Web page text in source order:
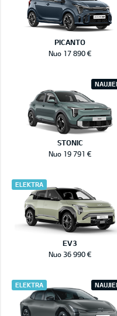
PICANTO
Nuo 17 890 €
STONIC
Nuo 19 791 €
EV3
ELEKTRA
Nuo 36 990 €
ELEKTRA